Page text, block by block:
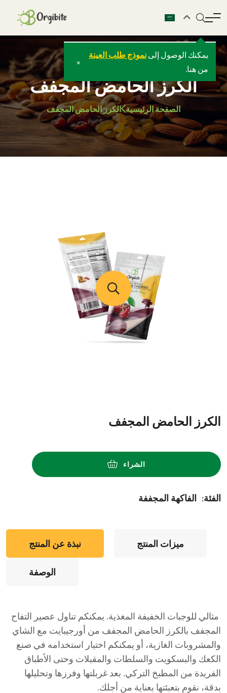
يمكنك الوصول إلى نموذج طلب العينة
من هنا.
×
الكرز الحامض المجفف
الكرز الحامض المجفف الصفحة الرئيسية
الكرز الحامض المجفف
الشراء
الفاكهة المجففة :الفئة
نبذة عن المنتج ميزات المنتج
الوصفة
مثالي للوجبات الخفيفة المغذية. يمكنكم تناول عصير التفاح
المجفف بالكرز الحامض المجفف من أورجيبايت مع الشاي
والمشروبات الغازية، أو يمكنكم اختيار استخدامه في صنع
الكعك والبسكويت والسلطات والمقبلات وحتى الأطباق
الفريدة من المطبخ التركي. بعد غربلتها وفرزها وتحليلها
بدقة، نقوم بتعبئتها بعناية من أجلك.